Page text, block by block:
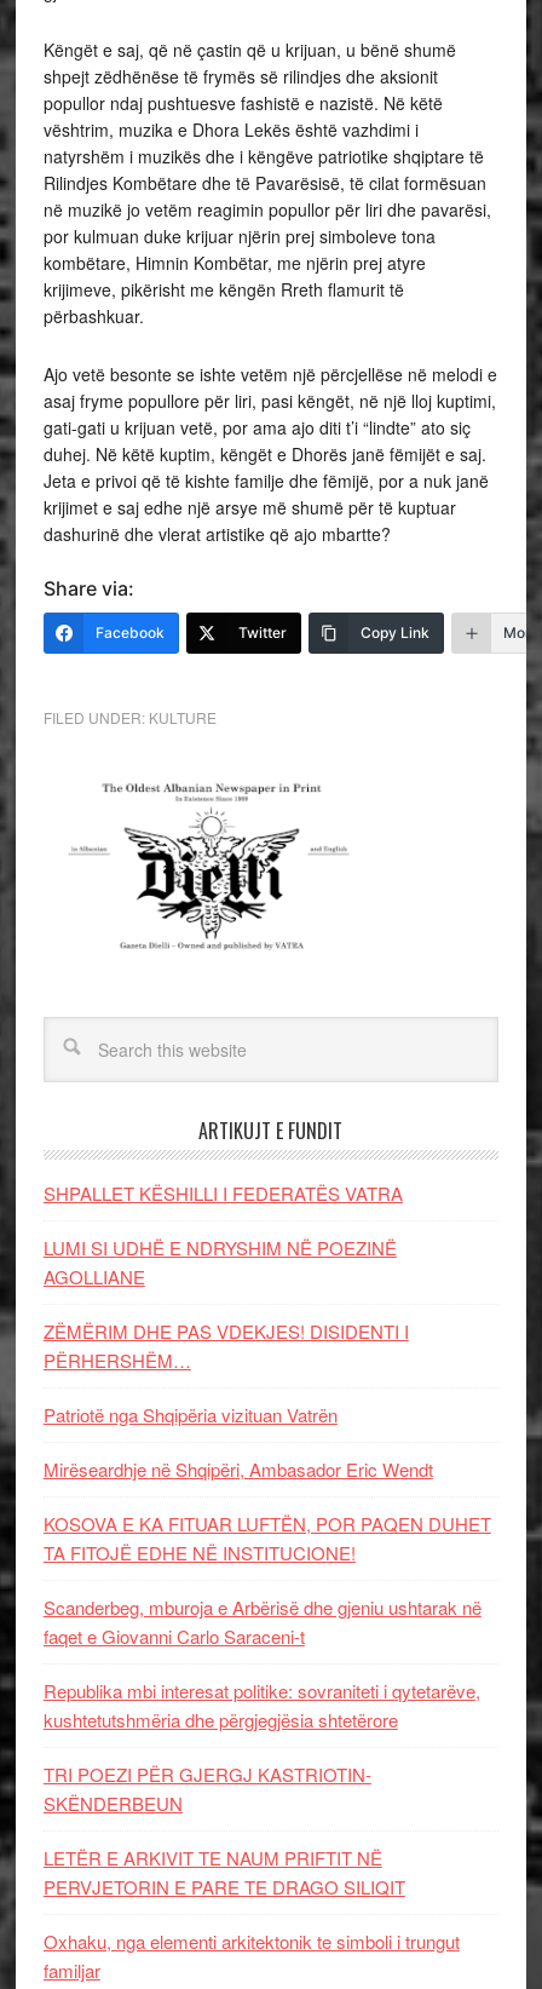
Këngët e saj, që në çastin që u krijuan, u bënë shumë
shpejt zëdhënëse të frymës së rilindjes dhe aksionit
popullor ndaj pushtuesve fashistë e nazistë. Në këtë
vështrim, muzika e Dhora Lekës është vazhdimi i
natyrshëm i muzikës dhe i këngëve patriotike shqiptare të
Rilindjes Kombëtare dhe të Pavarësisë, të cilat formësuan
në muzikë jo vetëm reagimin popullor për liri dhe pavarësi,
por kulmuan duke krijuar njërin prej simboleve tona
kombëtare, Himnin Kombëtar, me njërin prej atyre
krijimeve, pikërisht me këngën Rreth flamurit të
përbashkuar.
Ajo vetë besonte se ishte vetëm një përcjellëse në melodi e
asaj fryme popullore për liri, pasi këngët, në një lloj kuptimi,
gati-gati u krijuan vetë, por ama ajo diti t’i “lindte” ato siç
duhej. Në këtë kuptim, këngët e Dhorës janë fëmijët e saj.
Jeta e privoi që të kishte familje dhe fëmijë, por a nuk janë
krijimet e saj edhe një arsye më shumë për të kuptuar
dashurinë dhe vlerat artistike që ajo mbartte?
Share via:
Facebook Twitter Copy Link More
FILED UNDER: KULTURE
ARTIKUJT E FUNDIT
SHPALLET KËSHILLI I FEDERATËS VATRA
LUMI SI UDHË E NDRYSHIM NË POEZINË
AGOLLIANE
ZËMËRIM DHE PAS VDEKJES! DISIDENTI I
PËRHERSHËM…
Patriotë nga Shqipëria vizituan Vatrën
Mirëseardhje në Shqipëri, Ambasador Eric Wendt
KOSOVA E KA FITUAR LUFTËN, POR PAQEN DUHET
TA FITOJË EDHE NË INSTITUCIONE!
Scanderbeg, mburoja e Arbërisë dhe gjeniu ushtarak në
faqet e Giovanni Carlo Saraceni-t
Republika mbi interesat politike: sovraniteti i qytetarëve,
kushtetutshmëria dhe përgjegjësia shtetërore
TRI POEZI PËR GJERGJ KASTRIOTIN-
SKËNDERBEUN
LETËR E ARKIVIT TE NAUM PRIFTIT NË
PERVJETORIN E PARE TE DRAGO SILIQIT
Oxhaku, nga elementi arkitektonik te simboli i trungut
familjar